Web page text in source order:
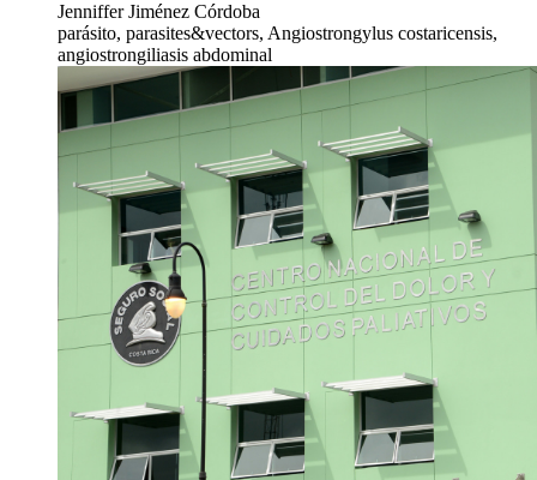
Jenniffer Jiménez Córdoba
parásito, parasites&vectors, Angiostrongylus costaricensis,
angiostrongiliasis abdominal